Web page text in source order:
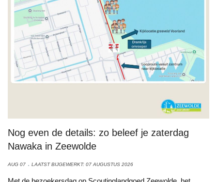
Nog even de details: zo beleef je zaterdag
Nawaka in Zeewolde
AUG 07 LAATST BIJGEWERKT: 07 AUGUSTUS 2026